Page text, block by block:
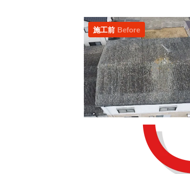
施工前 Before